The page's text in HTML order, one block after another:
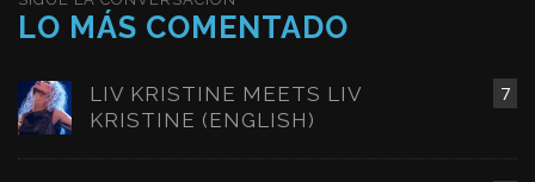
LO MÁS COMENTADO
7
LIV KRISTINE MEETS LIV
KRISTINE (ENGLISH)